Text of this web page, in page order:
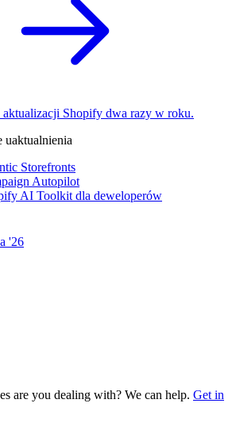
aktualizacji Shopify dwa razy w roku.
uaktualnienia
Storefronts
Autopilot
AI Toolkit dla deweloperów
'26
are you dealing with? We can help. Get in